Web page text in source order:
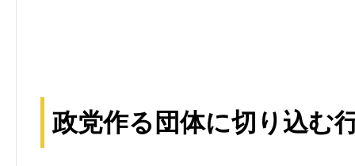
政党作る団体に切り込む